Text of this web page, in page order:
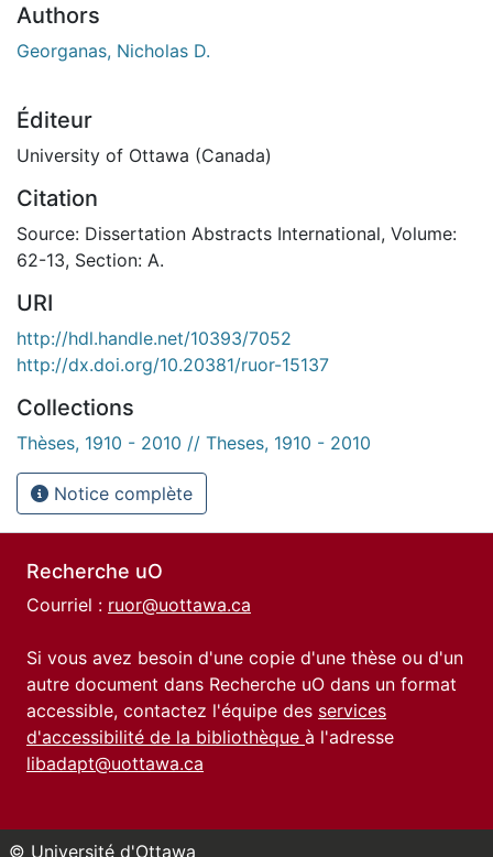
Authors
Georganas, Nicholas D.
Éditeur
University of Ottawa (Canada)
Citation
Source: Dissertation Abstracts International, Volume:
62-13, Section: A.
URI
http://hdl.handle.net/10393/7052
http://dx.doi.org/10.20381/ruor-15137
Collections
Thèses, 1910 - 2010 // Theses, 1910 - 2010
Notice complète
Recherche uO
Courriel : ruor@uottawa.ca
Si vous avez besoin d'une copie d'une thèse ou d'un
autre document dans Recherche uO dans un format
accessible, contactez l'équipe des services
d'accessibilité de la bibliothèque à l'adresse
libadapt@uottawa.ca
© Université d'Ottawa